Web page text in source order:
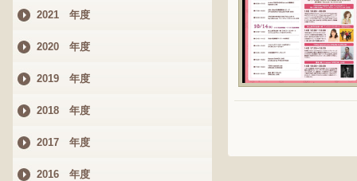
2021 年度
2020 年度
2019 年度
2018 年度
2017 年度
2016 年度